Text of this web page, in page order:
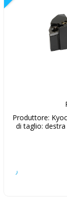
Produttore:
di taglio: